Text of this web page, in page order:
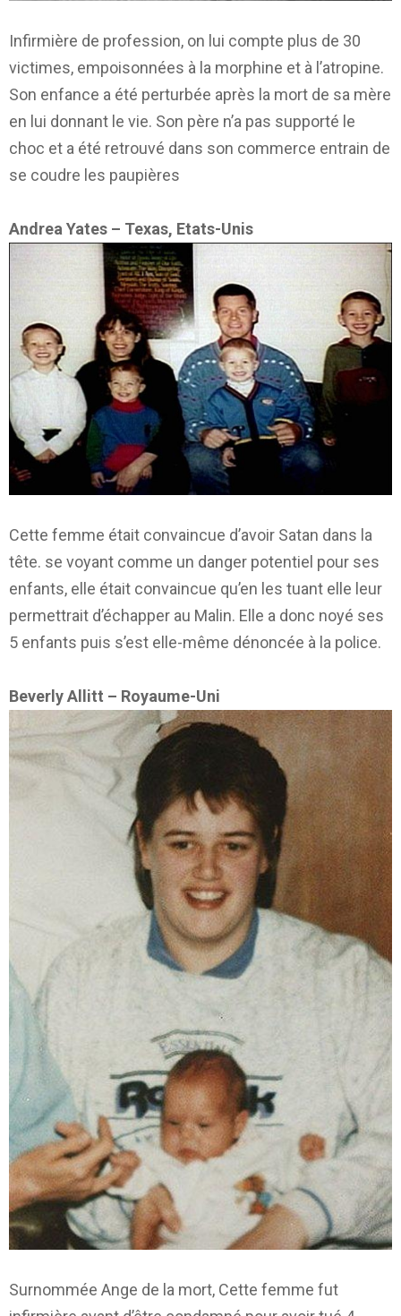
Infirmière de profession, on lui compte plus de 30
victimes, empoisonnées à la morphine et à l’atropine.
Son enfance a été perturbée après la mort de sa mère
en lui donnant le vie. Son père n’a pas supporté le
choc et a été retrouvé dans son commerce entrain de
se coudre les paupières
Andrea Yates – Texas, Etats-Unis
Cette femme était convaincue d’avoir Satan dans la
tête. se voyant comme un danger potentiel pour ses
enfants, elle était convaincue qu’en les tuant elle leur
permettrait d’échapper au Malin. Elle a donc noyé ses
5 enfants puis s’est elle-même dénoncée à la police.
Beverly Allitt – Royaume-Uni
Surnommée Ange de la mort, Cette femme fut